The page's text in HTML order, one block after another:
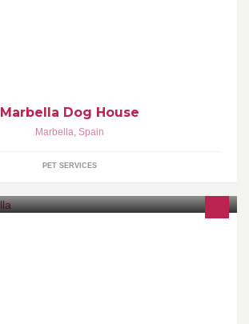
Marbella Dog House
Marbella, Spain
PET SERVICES